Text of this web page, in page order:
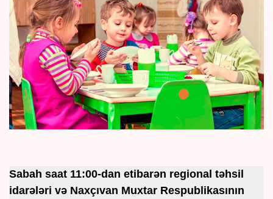
Sabah saat 11:00-dan etibarən regional təhsil
idarələri və Naxçıvan Muxtar Respublikasının